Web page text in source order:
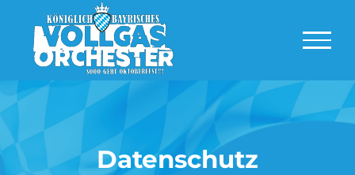
Inhalt
springen
Datenschutz